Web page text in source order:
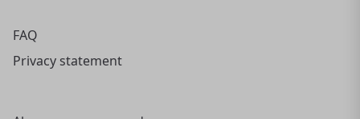
FAQ
Privacy statement